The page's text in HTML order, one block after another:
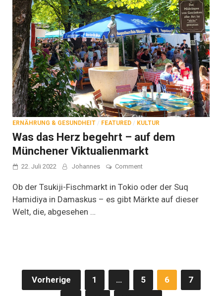
ERNÄHRUNG & GESUNDHEIT / FEATURED / KULTUR
Was das Herz begehrt – auf dem
Münchener Viktualienmarkt
22. Juli 2022 Johannes Commenton
das
begehrt
Ob der Tsukiji-Fischmarkt in Tokio oder der Suq
Hamidiya in Damaskus – es gibt Märkte auf dieser
Welt, die, abgesehen …
Seitennummerierung
Vorherige 1 … 5 6 7